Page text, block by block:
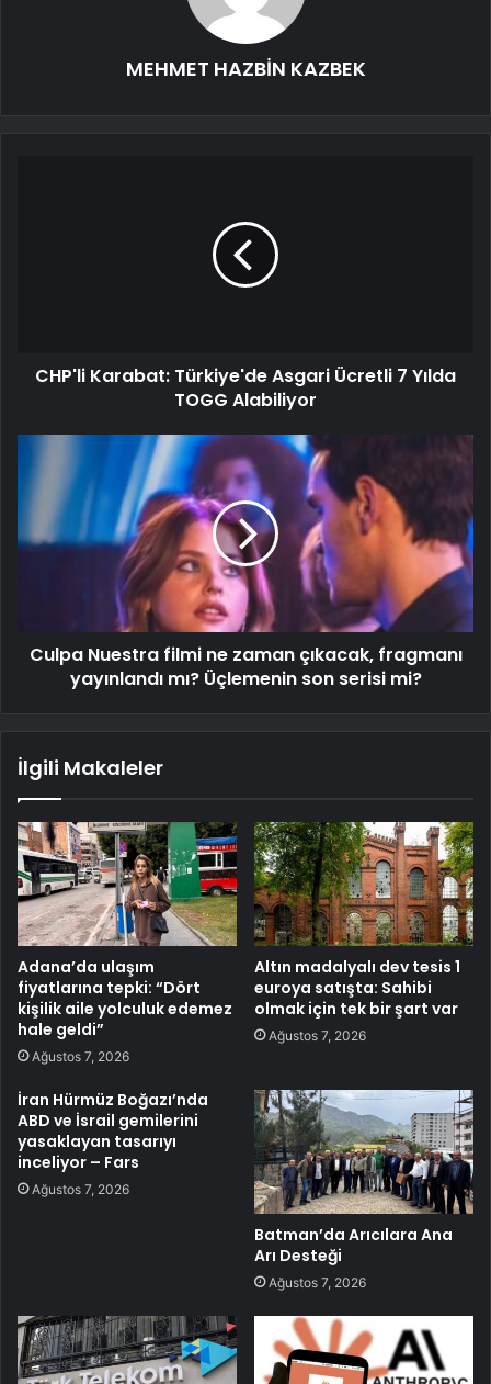
MEHMET HAZBİN KAZBEK
CHP'li Karabat: Türkiye'de Asgari Ücretli 7 Yılda
TOGG Alabiliyor
Culpa Nuestra filmi ne zaman çıkacak, fragmanı
yayınlandı mı? Üçlemenin son serisi mi?
İlgili Makaleler
Adana’da ulaşım
fiyatlarına tepki: “Dört
kişilik aile yolculuk edemez
hale geldi”
Ağustos 7, 2026
Altın madalyalı dev tesis 1
euroya satışta: Sahibi
olmak için tek bir şart var
Ağustos 7, 2026
İran Hürmüz Boğazı’nda
ABD ve İsrail gemilerini
yasaklayan tasarıyı
inceliyor – Fars
Ağustos 7, 2026
Batman’da Arıcılara Ana
Arı Desteği
Ağustos 7, 2026